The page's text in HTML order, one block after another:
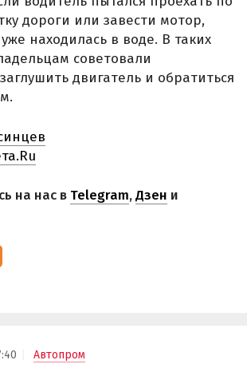
дороги или завести мотор,
находилась в воде. В таких
советовали
двигатель и обратиться
на нас в Telegram,Дзен и
Автопром